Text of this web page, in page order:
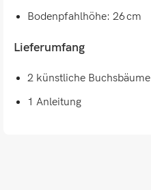
Bodenpfahlhöhe: 26 cm
Lieferumfang
2 künstliche Buchsbäume
1 Anleitung